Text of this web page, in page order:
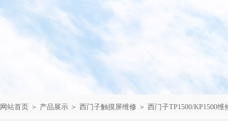
网站首页 ＞ 产品展示 ＞ 西门子触摸屏维修 ＞ 西门子TP1500/KP1500维